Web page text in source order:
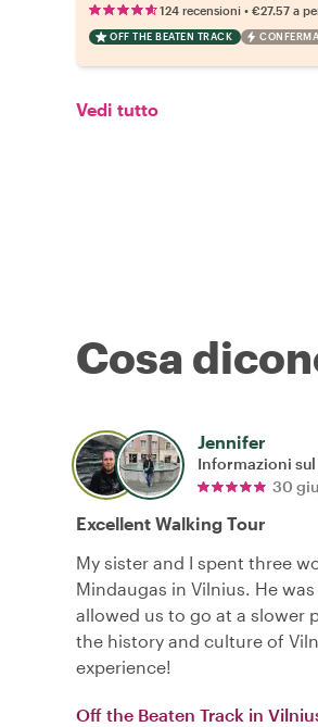
124 recensioni • €27.57 a
OFF THE BEATEN TRACK
Vedi tutto
Cosa
Jennifer
Informazioni
30
Excellent Walking Tour
My sister and I spent three
Mindaugas in Vilnius. He
allowed us to go at a slower
the history and culture of
experience!
Off the Beaten Track in